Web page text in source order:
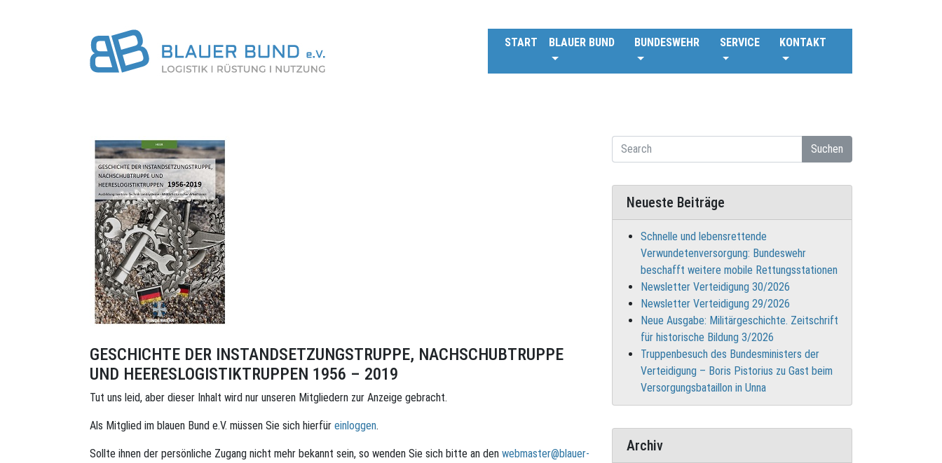
START BLAUER BUND BUNDESWEHR SERVICE KONTAKT
GESCHICHTE DER INSTANDSETZUNGSTRUPPE, NACHSCHUBTRUPPE
UND HEERESLOGISTIKTRUPPEN 1956 – 2019
Tut uns leid, aber dieser Inhalt wird nur unseren Mitgliedern zur Anzeige gebracht.
Als Mitglied im blauen Bund e.V. müssen Sie sich hierfür einloggen.
Sollte ihnen der persönliche Zugang nicht mehr bekannt sein, so wenden Sie sich bitte an den webmaster@blauer-
Suchen
Neueste Beiträge
Schnelle und lebensrettende
Verwundetenversorgung: Bundeswehr
beschafft weitere mobile Rettungsstationen
Newsletter Verteidigung 30/2026
Newsletter Verteidigung 29/2026
Neue Ausgabe: Militärgeschichte. Zeitschrift
für historische Bildung 3/2026
Truppenbesuch des Bundesministers der
Verteidigung – Boris Pistorius zu Gast beim
Versorgungsbataillon in Unna
Archiv